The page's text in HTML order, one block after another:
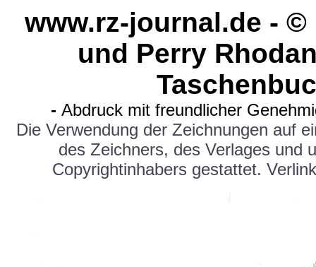
www.rz-journal.de -
und Perry
- Abdruck mit freundlicher
Die Verwendung der Zeichnungen auf
des Zeichners, des Verlages und
Copyrightinhabers gestattet.